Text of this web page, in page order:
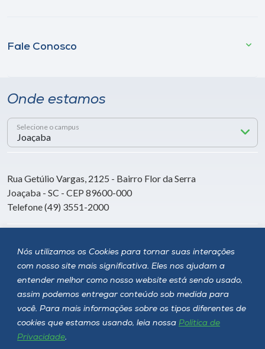
Nós utilizamos os Cookies para tornar suas interações
com nosso site mais significativa. Eles nos ajudam a
entender melhor como nosso website está sendo usado,
assim podemos entregar conteúdo sob medida para
você. Para mais informações sobre os tipos diferentes de
cookies que estamos usando, leia nossa Política de
Privacidade.
Fale Conosco
Onde estamos
Selecione o campus
Rua Getúlio Vargas, 2125 - Bairro Flor da Serra
Joaçaba - SC - CEP 89600-000
Telefone (49) 3551-2000
Siga a Unoesc